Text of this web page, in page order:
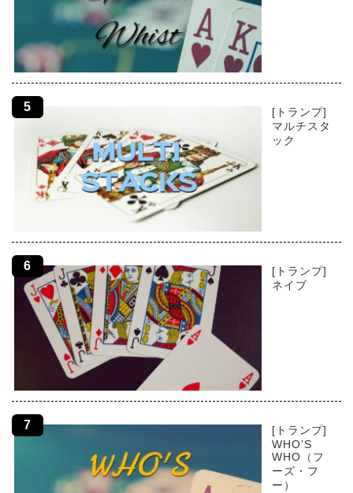
[トランプ]
マルチスタ
ック
[トランプ]
ネイブ
[トランプ]
WHO’S
WHO（フ
ーズ・フ
ー）